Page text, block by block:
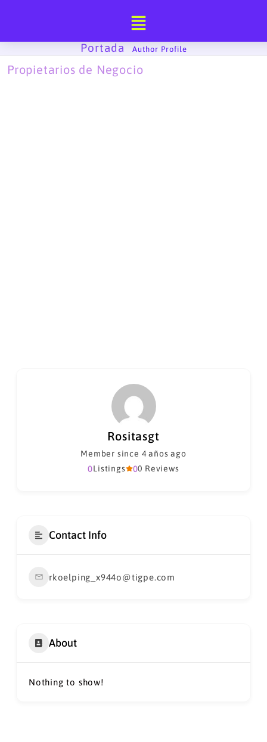
Portada
Author Profile
Propietarios de Negocio
Rositasgt
Member since 4 años ago
00 Reviews
0Listings
Contact Info
rkoelping_x944o@tigpe.com
About
Nothing to show!